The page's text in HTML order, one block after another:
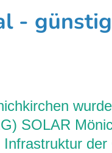
- günstig
SOLAR
der